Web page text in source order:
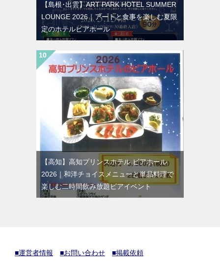
【島根･出雲】ART PARK HOTEL SUMMER
LOUNGE 2026｜アートと食事を楽しむ夏限
定のホテルビアホール
【高知】高知プリンスホテル ビアホール
2026｜和洋チョイスメニューと単品料理で
楽しむ二時間飲み放題ビアイベント
■運営者情報 ■お問い合わせ ■掲載依頼